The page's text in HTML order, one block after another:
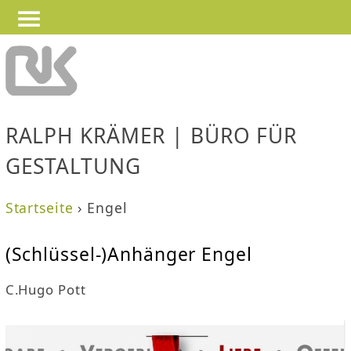
—
—
—
RALPH KRÄMER | BÜRO FÜR
GESTALTUNG
i
e
Startseite › Engel
(Schlüssel-)Anhänger Engel
C.Hugo Pott